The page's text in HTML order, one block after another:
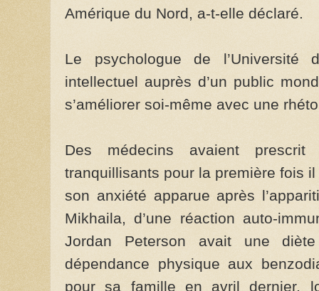
Amérique du Nord, a-t-elle déclaré.
Le psychologue de l’Université
intellectuel auprès d’un public
s’améliorer soi-même avec une
Des médecins avaient
tranquillisants pour la première fois
son anxiété apparue après
Mikhaila, d’une réaction auto-
Jordan Peterson avait une
dépendance physique aux
pour sa famille en avril dernier,